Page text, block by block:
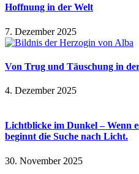
Hoffnung in der Welt
7. Dezember 2025
Von Trug und Täuschung in
4. Dezember 2025
Lichtblicke im Dunkel – Wenn
beginnt die Suche nach Licht.
30. November 2025